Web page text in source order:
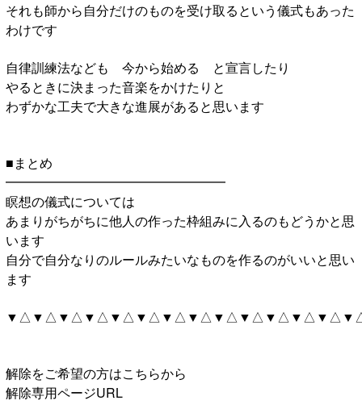
それも師から自分だけのものを受け取るという儀式もあった
わけです
自律訓練法なども 今から始める と宣言したり
やるときに決まった音楽をかけたりと
わずかな工夫で大きな進展があると思います
■まとめ
━━━━━━━━━━━━━━━━━
瞑想の儀式については
あまりがちがちに他人の作った枠組みに入るのもどうかと思
います
自分で自分なりのルールみたいなものを作るのがいいと思い
ます
解除をご希望の方はこちらから
解除専用ページURL